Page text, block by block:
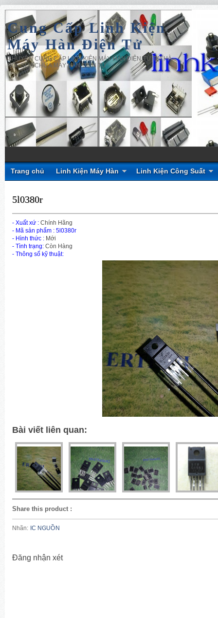
Cung Cấp Linh Kiện
Máy Hàn Điện Tử
CHUYÊN CUNG CẤP LINH KIỆN MÁY HÀN ĐIỆN TỬ TẠI HÀ
NỘI, SỬA CHỮA MÁY HÀN ĐIỆN TỬ
Trang chủ Linh Kiện Máy Hàn Linh Kiện Công Suất
5l0380r
- Xuất xứ : Chính Hãng
- Mã sản phẩm : 5l0380r
- Hình thức : Mới
- Tình trạng: Còn Hàng
- Thông số kỹ thuật:
Bài viết liên quan:
Share this product :
Nhãn: IC NGUỒN
Đăng nhận xét